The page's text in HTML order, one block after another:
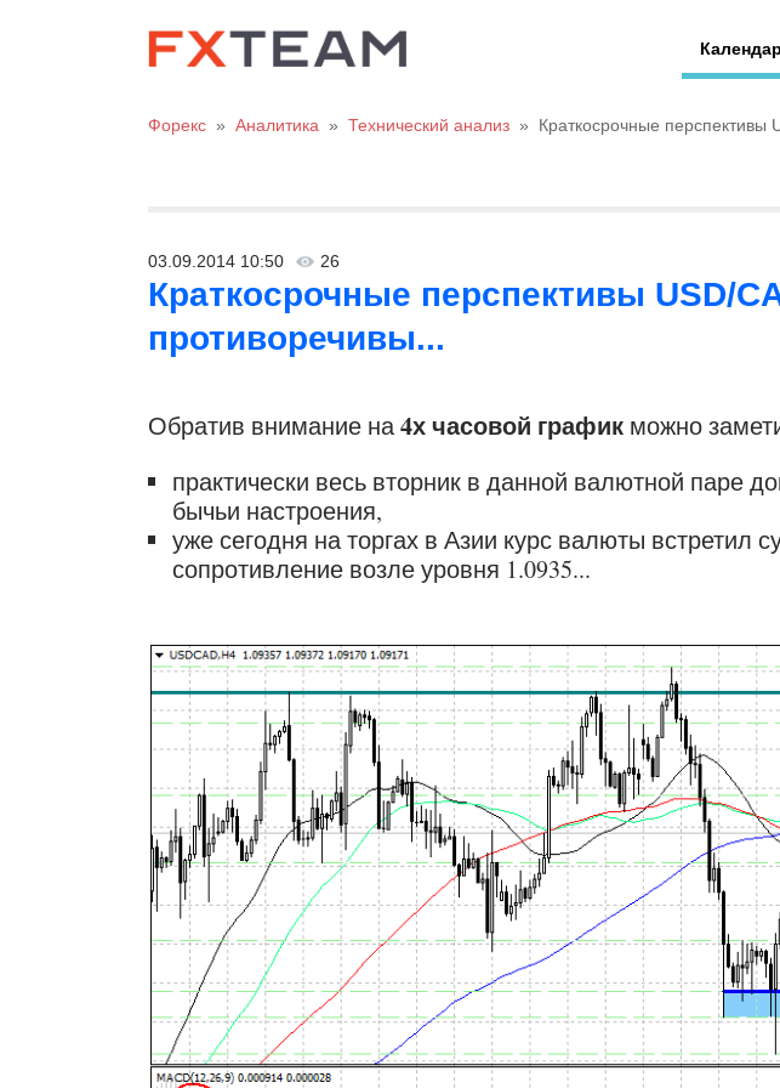
Форекс » Аналитика » Технический анализ » Краткосрочные перспективы
03.09.2014 10:50 26
Краткосрочные перспективы USD/
противоречивы...
Обратив внимание на4х часовой график можно
практически весь вторник в данной валютной паре
бычьи настроения,
уже сегодня на торгах в Азии курс валюты встретил
сопротивление возле уровня 1.0935...